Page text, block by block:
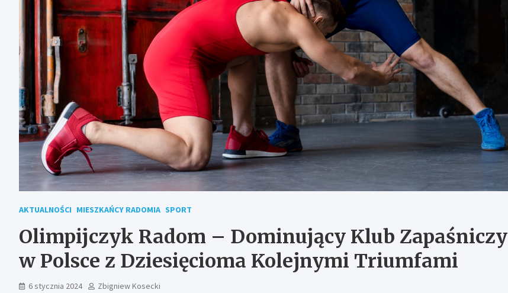
AKTUALNOŚCI MIESZKAŃCY RADOMIA SPORT
Olimpijczyk Radom – Dominujący Klub Zapaśniczy
w Polsce z Dziesięcioma Kolejnymi Triumfami
6 stycznia 2024 Zbigniew Kosecki